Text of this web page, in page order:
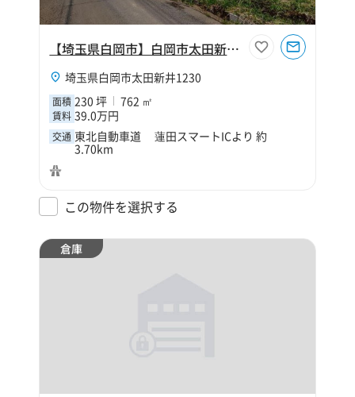
【埼玉県白岡市】白岡市太田新井230坪倉庫
埼玉県白岡市太田新井1230
面積 230 坪 762 ㎡
賃料 39.0万円
交通 東北自動車道 蓮田スマートICより 約
3.70km
この物件を選択する
倉庫